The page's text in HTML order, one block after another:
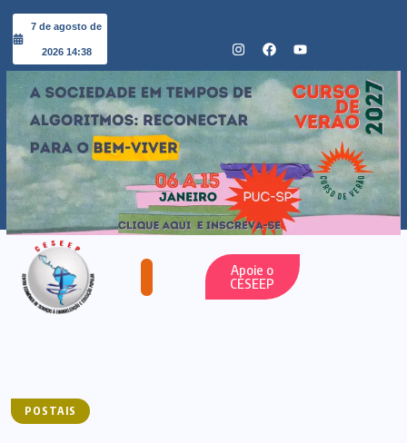
7 de agosto de
2026 14:38
Apoie o
CESEEP
POSTAIS